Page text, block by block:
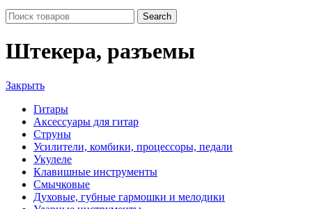
Search
Штекера, разъемы
Закрыть
Гитары
Аксессуары для гитар
Струны
Усилители, комбики, процессоры, педали
Укулеле
Клавишные инструменты
Смычковые
Духовые, губные гармошки и мелодики